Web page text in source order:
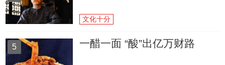
文化十分
5 一醋一面 “酸”出亿万财路